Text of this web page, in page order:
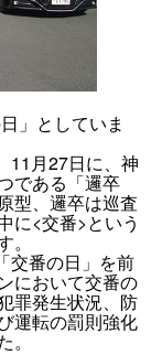
」としていま
11月27日に、神
である「邏卒
型、邏卒は巡査
に<交番>という
交番の日」を前
において交番の
罪発生状況、防
運転の罰則強化